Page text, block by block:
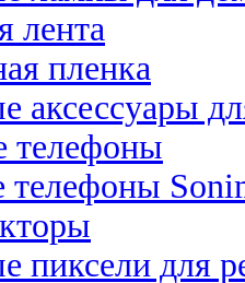
лента
пленка
аксессуары
телефоны
пиксели для